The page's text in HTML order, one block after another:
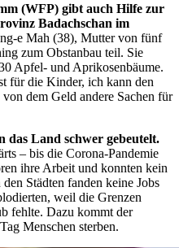
(WFP) gibt auch Hilfe zur
Badachschan im
e Mah (38), Mutter von fünf
zum Obstanbau teil. Sie
Apfel- und Aprikosenbäume.
für die Kinder, ich kann den
dem Geld andere Sachen für
das Land schwer gebeutelt.
– bis die Corona-Pandemie
ihre Arbeit und konnten kein
Städten fanden keine Jobs
weil die Grenzen
fehlte. Dazu kommt der
Menschen sterben.